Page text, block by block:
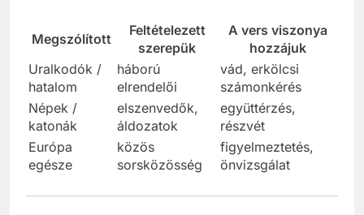
Megszólított
Feltételezett
szerepük
A vers viszonya
hozzájuk
Uralkodók /
hatalom
háború
elrendelői
vád, erkölcsi
számonkérés
Népek /
katonák
elszenvedők,
áldozatok
együttérzés,
részvét
Európa
egésze
közös
sorsközösség
figyelmeztetés,
önvizsgálat